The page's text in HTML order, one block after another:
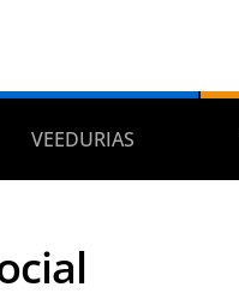
VEEDURIAS